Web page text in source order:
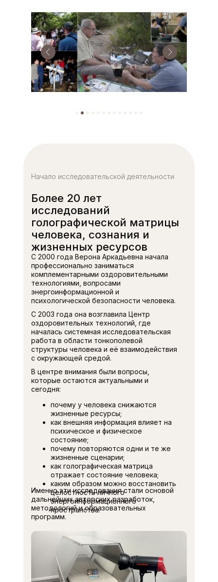
Именно эти исследования стали основой
дальнейших авторских разработок,
методологий и образовательных
программ.
В центре внимания были вопросы,
которые остаются актуальными и
сегодня:
почему у человека снижаются
жизненные ресурсы;
как внешняя информация влияет на
психическое и физическое
состояние;
почему повторяются одни и те же
жизненные сценарии;
как голографическая матрица
отражает состояние человека;
каким образом можно восстановить
целостность личного
энергоинформационного
пространства.
С 2003 года она возглавила Центр
оздоровительных технологий, где
началась системная исследовательская
работа в области тонкополевой
структуры человека и её взаимодействия
с окружающей средой.
С 2000 года Верона Аркадьевна начала
профессионально заниматься
комплементарными оздоровительными
технологиями, вопросами
энергоинформационной и
психологической безопасности человека.
Начало исследовательской деятельности
Более 20 лет
исследований
голографической матрицы
человека, сознания и
жизненных ресурсов